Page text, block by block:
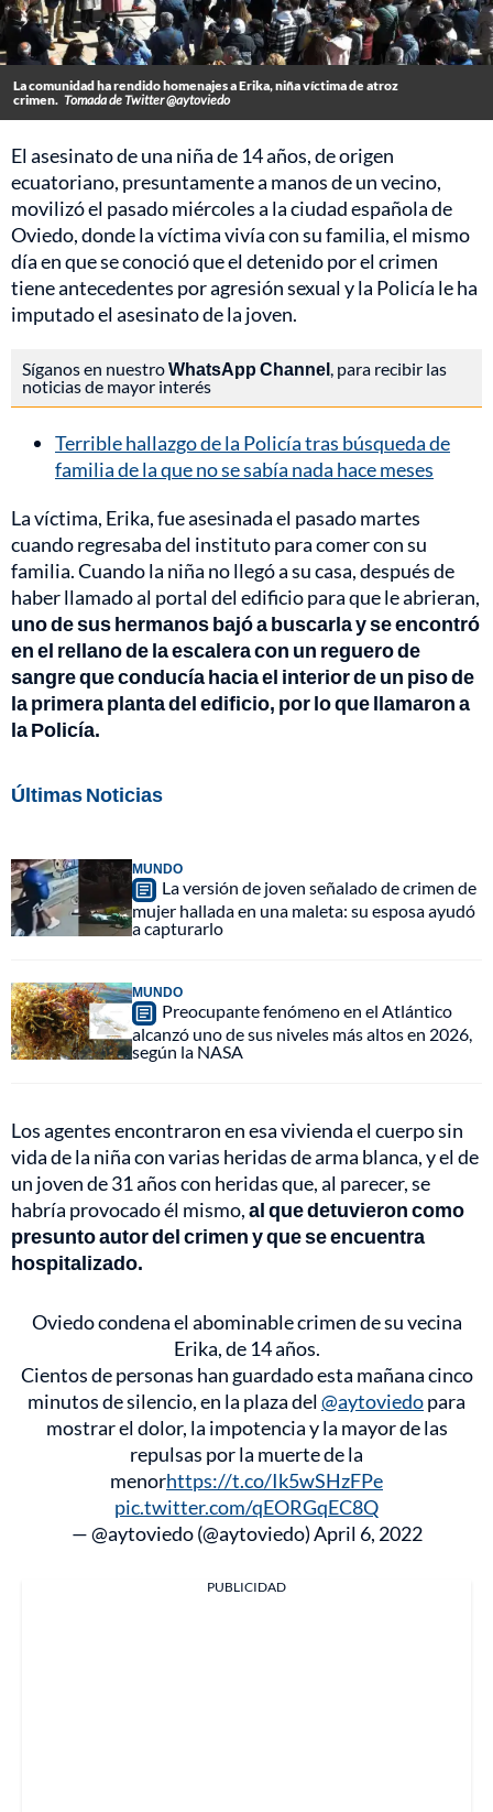
La comunidad ha rendido homenajes a Erika, niña víctima de atroz
crimen. Tomada de Twitter @aytoviedo
El asesinato de una niña de 14 años, de origen
ecuatoriano, presuntamente a manos de un vecino,
movilizó el pasado miércoles a la ciudad española de
Oviedo, donde la víctima vivía con su familia, el mismo
día en que se conoció que el detenido por el crimen
tiene antecedentes por agresión sexual y la Policía le ha
imputado el asesinato de la joven.
Síganos en nuestroWhatsApp Channel, para recibir las
noticias de mayor interés
Terrible hallazgo de la Policía tras búsqueda de
familia de la que no se sabía nada hace meses
La víctima, Erika, fue asesinada el pasado martes
cuando regresaba del instituto para comer con su
familia. Cuando la niña no llegó a su casa, después de
haber llamado al portal del edificio para que le abrieran,
uno de sus hermanos bajó a buscarla y se encontró
en el rellano de la escalera con un reguero de
sangre que conducía hacia el interior de un piso de
la primera planta del edificio, por lo que llamaron a
la Policía.
Últimas Noticias
MUNDO
La versión de joven señalado de crimen de
mujer hallada en una maleta: su esposa ayudó
a capturarlo
MUNDO
Preocupante fenómeno en el Atlántico
alcanzó uno de sus niveles más altos en 2026,
según la NASA
Los agentes encontraron en esa vivienda el cuerpo sin
vida de la niña con varias heridas de arma blanca, y el de
un joven de 31 años con heridas que, al parecer, se
habría provocado él mismo,al que detuvieron como
presunto autor del crimen y que se encuentra
hospitalizado.
Oviedo condena el abominable crimen de su vecina
Erika, de 14 años.
Cientos de personas han guardado esta mañana cinco
minutos de silencio, en la plaza del@aytoviedopara
mostrar el dolor, la impotencia y la mayor de las
repulsas por la muerte de la
menorhttps://t.co/Ik5wSHzFPe
pic.twitter.com/qEORGqEC8Q
— @aytoviedo (@aytoviedo)April 6, 2022
PUBLICIDAD